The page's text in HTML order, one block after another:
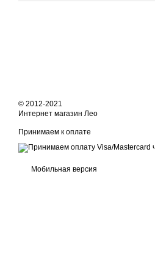
© 2012-2021
Интернет магазин Лео
Принимаем к оплате
Мобильная версия